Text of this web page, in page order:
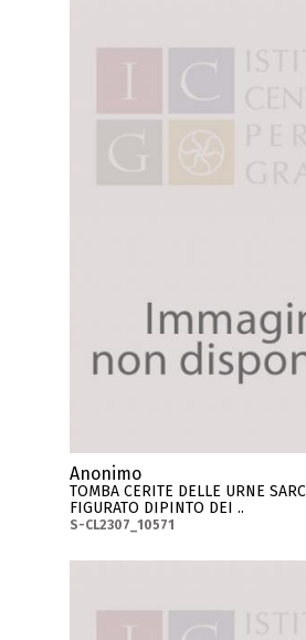
Anonimo
TOMBA CERITE DELLE URNE
FIGURATO DIPINTO DEI ..
S-CL2307_10571